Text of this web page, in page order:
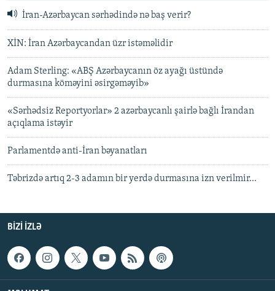
İran-Azərbaycan sərhədində nə baş verir?
XİN: İran Azərbaycandan üzr istəməlidir
Adam Sterling: «ABŞ Azərbaycanın öz ayağı üstündə
durmasına köməyini əsirgəməyib»
«Sərhədsiz Reportyorlar» 2 azərbaycanlı şairlə bağlı İrandan
açıqlama istəyir
Parlamentdə anti-İran bəyanatları
Təbrizdə artıq 2-3 adamın bir yerdə durmasına izn verilmir...
BIZI IZLƏ